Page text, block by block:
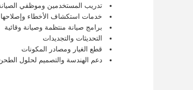
تدريب المستخدمين وموظفي
خدمات استكشاف الأخطاء وإصلاحها
برامج صيانة منتظمة وصيانة وقائية
التحديثات والتجديدات
قطع الغيار ومصادر المكونات
دعم الهندسة والتصميم لحلول